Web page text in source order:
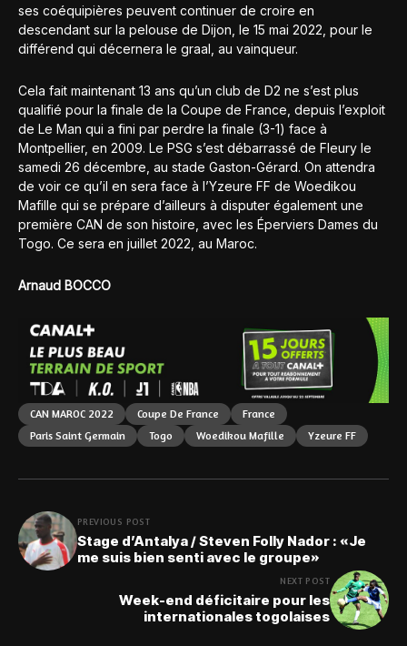
ses coéquipières peuvent continuer de croire en
descendant sur la pelouse de Dijon, le 15 mai 2022, pour le
différend qui décernera le graal, au vainqueur.
Cela fait maintenant 13 ans qu’un club de D2 ne s’est plus
qualifié pour la finale de la Coupe de France, depuis l’exploit
de Le Man qui a fini par perdre la finale (3-1) face à
Montpellier, en 2009. Le PSG s’est débarrassé de Fleury le
samedi 26 décembre, au stade Gaston-Gérard. On attendra
de voir ce qu’il en sera face à l’Yzeure FF de Woedikou
Mafille qui se prépare d’ailleurs à disputer également une
première CAN de son histoire, avec les Éperviers Dames du
Togo. Ce sera en juillet 2022, au Maroc.
Arnaud BOCCO
CAN MAROC 2022 Coupe De France
France
Paris Saint Germain
Togo Woedikou Mafille Yzeure FF
PREVIOUS POST
Stage d’Antalya / Steven Folly Nador : «Je
me suis bien senti avec le groupe»
NEXT POST
Week-end déficitaire pour les
internationales togolaises